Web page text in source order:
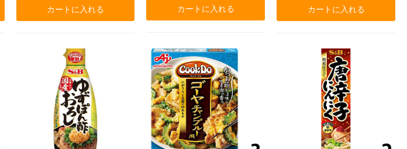
カートに入れる カートに入れる カートに入れる